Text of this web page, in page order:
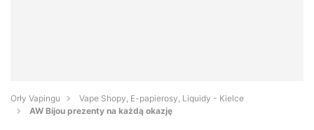
Orły Vapingu
Vape Shopy, E-papierosy, Liquidy - Kielce
AW Bijou prezenty na każdą okazję